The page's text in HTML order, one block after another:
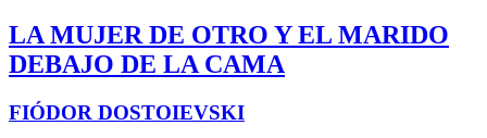
LA MUJER DE OTRO Y EL MARIDO
DEBAJO DE LA CAMA
FIÓDOR DOSTOIEVSKI